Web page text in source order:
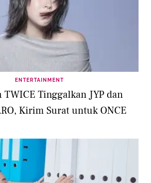
ENTERTAINMENT
TWICE Tinggalkan JYP dan
Kirim Surat untuk ONCE